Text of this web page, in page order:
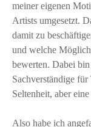
meiner eigenen
Artists umgesetzt.
damit zu
und welche
bewerten. Dabei bin
Sachverständige
Seltenheit, aber
Also habe ich